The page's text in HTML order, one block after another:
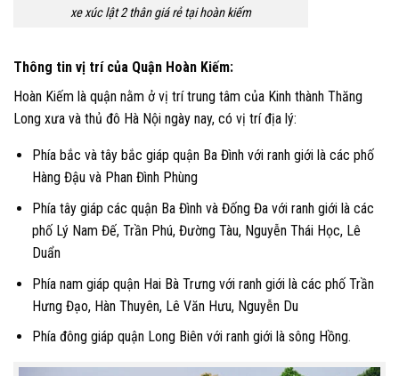
xe xúc lật 2 thân giá rẻ tại hoàn kiếm
Thông tin vị trí của Quận Hoàn Kiếm:
Hoàn Kiếm là quận nằm ở vị trí trung tâm của Kinh thành Thăng
Long xưa và thủ đô Hà Nội ngày nay, có vị trí địa lý:
Phía bắc và tây bắc giáp quận Ba Đình với ranh giới là các phố
Hàng Đậu và Phan Đình Phùng
Phía tây giáp các quận Ba Đình và Đống Đa với ranh giới là các
phố Lý Nam Đế, Trần Phú, Đường Tàu, Nguyễn Thái Học, Lê
Duẩn
Phía nam giáp quận Hai Bà Trưng với ranh giới là các phố Trần
Hưng Đạo, Hàn Thuyên, Lê Văn Hưu, Nguyễn Du
Phía đông giáp quận Long Biên với ranh giới là sông Hồng.